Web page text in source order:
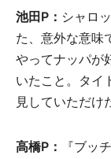
池田P： シャロ
た、意外な意味
やってナッパが
いたこと。タイ
見していただけ
高橋P：
『ブッ